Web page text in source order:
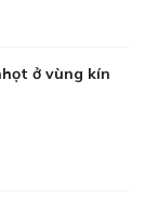
ở vùng kín